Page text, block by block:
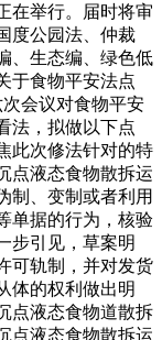
在举行。届时将审
度公园法、仲裁
、生态编、绿色低
于食物平安法点
会议对食物平安
法，拟做以下点
此次修法针对的特
点液态食物散拆运
制、变制或者利用
单据的行为，核验
步引见，草案明
可轨制，并对发货
体的权利做出明
点液态食物道散拆
点液态食物散拆运